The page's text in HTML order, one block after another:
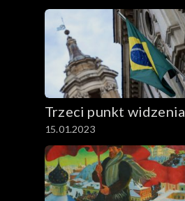
Trzeci punkt widzenia
15.01.2023